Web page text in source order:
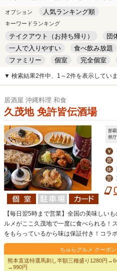
オプション 人気ランキング順
キーワードランキング
テイクアウト（お持ち帰り）
団
一人で入りやすい
食べ飲み放題
ファミリー
個室 完全個室
キッズルーム
安い デート
▼ 検索結果2件中、1～2件を表示していま
居酒屋 沖縄料理 和食
久茂地 免許皆伝酒場
那
県
￥
席
休
は
営
飲
【毎日翌5時まで営業】全国の美味しい
ルメがここ久茂地で一度に食べられる！
をもらっているから味は保証付き！コラ
ちゅらグルメ クーポン
熊本直送特選馬刺し半額三種盛り1280円
→990円